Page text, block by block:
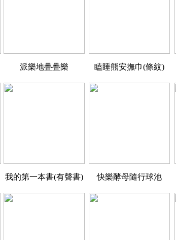
派樂地疊疊樂 瞌睡熊安撫巾(條紋)
我的第一本書(有聲書) 快樂酵母隨行球池